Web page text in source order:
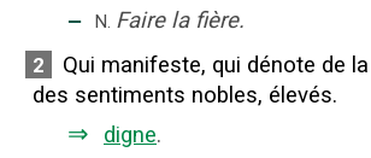
‒ N. Faire la fière.
2 Qui manifeste, qui dénote de
des sentiments nobles, élevés.
⇒ digne.